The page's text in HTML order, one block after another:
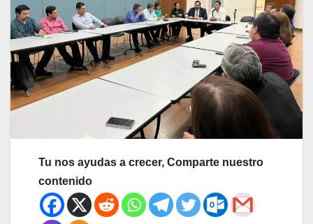
Tu nos ayudas a crecer, Comparte nuestro
contenido